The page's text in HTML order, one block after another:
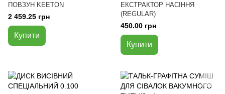
ПОВЗУН KEETON
2 459.25 грн
Купити
ЕКСТРАКТОР НАСІННЯ
(REGULAR)
450.00 грн
Купити